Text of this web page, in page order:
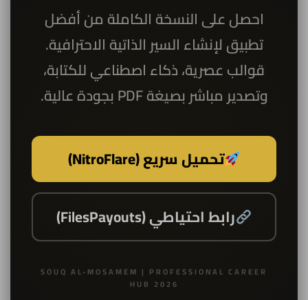
احصل على النسخة الكاملة من أفضل
تطبيق لإنشاء السير الذاتية الاحترافية.
قوالب عصرية، ذكاء اصطناعي للكتابة،
وتصدير مباشر بصيغة PDF بجودة عالية.
تحميل سريع (NitroFlare)
رابط احتياطي (FilesPayouts)
SOUQ AL-MOSAMEM | PROFESSIONAL CAREER
HUB 2026